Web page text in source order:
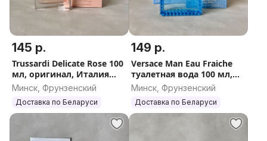
145 р.
Trussardi Delicate Rose 100
мл, оригинал, Италия
(Труссарди Деликат Роз
женский)
Минск, Фрунзенский
Доставка по Беларуси
149 р.
Versace Man Eau Fraiche
туалетная вода 100 мл,
оригинал, Италия
Минск, Фрунзенский
Доставка по Беларуси